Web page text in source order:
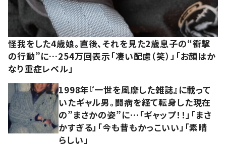
怪我をした4歳娘。直後、それを見た2歳息子の“衝撃
の行動”に…254万回表示「凄い配慮（笑）」「お顔はか
なり重症レベル」
1998年『一世を風靡した雑誌』に載って
いたギャル男。闘病を経て転身した現在
の”まさかの姿”に…「ギャップ！！」「まさ
かすぎる」「今も昔もかっこいい」「素晴
らしい」